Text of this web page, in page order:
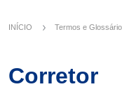
INÍCIO Termos e
Corretor